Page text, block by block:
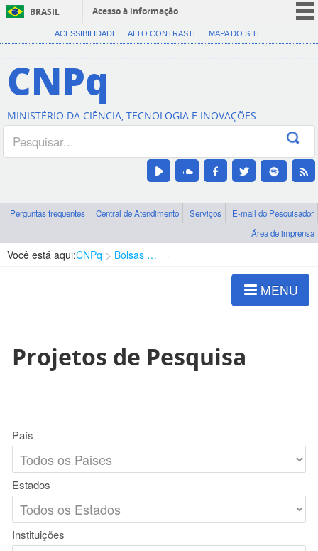
BRASIL
Acesso à informação
CORONAVÍRUS (COVID-19)
Canais
ACESSIBILIDADE ALTO CONTRASTE MAPA DO SITE
CNPq
MINISTÉRIO DA CIÊNCIA, TECNOLOGIA E INOVAÇÕES
Perguntas frequentes Central de Atendimento Serviços
E-mail do Pesquisador
Área de imprensa
Você está aqui:CNPq Bolsas e Auxílios Vigentes
MENU
Projetos de Pesquisa
País
Estados
Instituições